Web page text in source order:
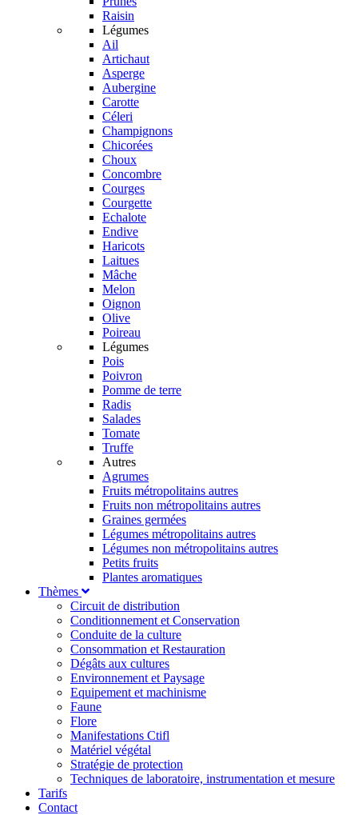
Raisin
Légumes
Ail
Artichaut
Asperge
Aubergine
Carotte
Céleri
Champignons
Chicorées
Choux
Concombre
Courges
Courgette
Echalote
Endive
Haricots
Laitues
Mâche
Melon
Oignon
Olive
Poireau
Légumes
Pois
Poivron
Pomme de terre
Radis
Salades
Tomate
Truffe
Autres
Agrumes
Fruits métropolitains autres
Fruits non métropolitains autres
Graines germées
Légumes métropolitains autres
Légumes non métropolitains autres
Petits fruits
Plantes aromatiques
Thèmes
Circuit de distribution
Conditionnement et Conservation
Conduite de la culture
Consommation et Restauration
Dégâts aux cultures
Environnement et Paysage
Equipement et machinisme
Faune
Flore
Manifestations Ctifl
Matériel végétal
Stratégie de protection
Techniques de laboratoire, instrumentation et mesure
Tarifs
Contact